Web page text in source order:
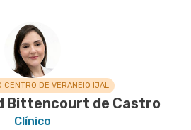
nr. 70 - Jardim
- SP
CENTRO DE VERANEIO IJAL
Bittencourt de Castro
Clínico